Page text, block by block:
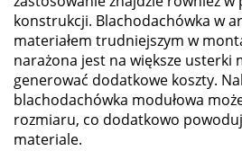
konstrukcji. Blachodachówka w
materiałem trudniejszym w
narażona jest na większe usterki
generować dodatkowe koszty.
blachodachówka modułowa
rozmiaru, co dodatkowo
materiale.